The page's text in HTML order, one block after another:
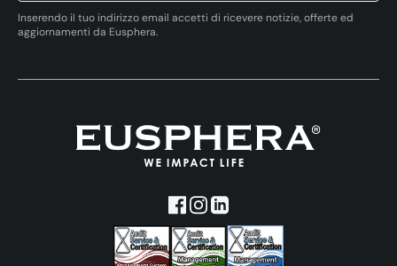
Inserendo il tuo indirizzo email accetti di ricevere notizie, offerte ed
aggiornamenti da Eusphera.